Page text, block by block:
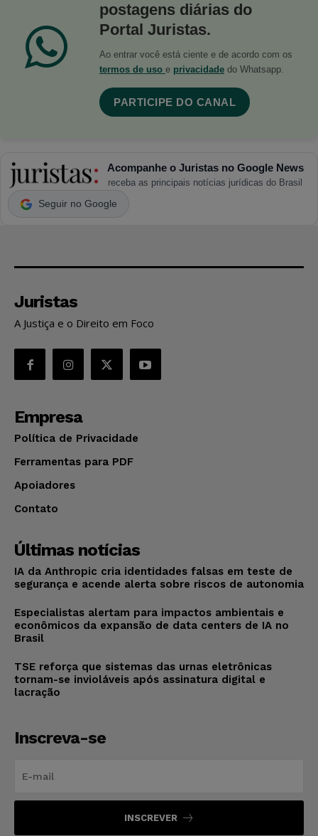
postagens diárias do
Portal Juristas.
Ao entrar você está ciente e de acordo com os
termos de uso e privacidade do Whatsapp.
PARTICIPE DO CANAL
Acompanhe o Juristas no Google News
receba as principais notícias jurídicas do Brasil
Seguir no Google
Juristas
A Justiça e o Direito em Foco
Empresa
Política de Privacidade
Ferramentas para PDF
Apoiadores
Contato
Últimas notícias
IA da Anthropic cria identidades falsas em teste de
segurança e acende alerta sobre riscos de autonomia
Especialistas alertam para impactos ambientais e
econômicos da expansão de data centers de IA no
Brasil
TSE reforça que sistemas das urnas eletrônicas
tornam-se invioláveis após assinatura digital e
lacração
Inscreva-se
INSCREVER